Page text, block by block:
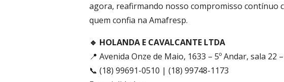
agora, reafirmando nosso compromisso contínuo
quem confia na Amafresp.
🔹 HOLANDA E CAVALCANTE LTDA
📍 Avenida Onze de Maio, 1633 – 5º Andar, sala
📞 (18) 99691-0510 | (18) 99748-1173